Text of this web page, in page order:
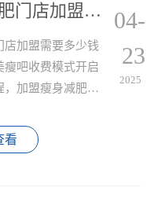
。
瘦身减肥门店加盟需要多少钱呢？丽减美瘦吧收费模式开启您新的征程
店加盟需要多少钱
瘦吧收费模式开启
，加盟瘦身减肥门
元到数十万元不
品牌影响力。
看
04-
23
2025